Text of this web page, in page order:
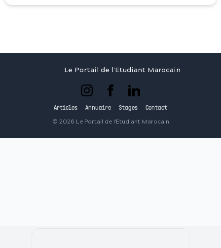
Le Portail de l'Etudiant Marocain
Articles Annuaire Stages Contact
© 2026 Le Portail de l'Etudiant Marocain